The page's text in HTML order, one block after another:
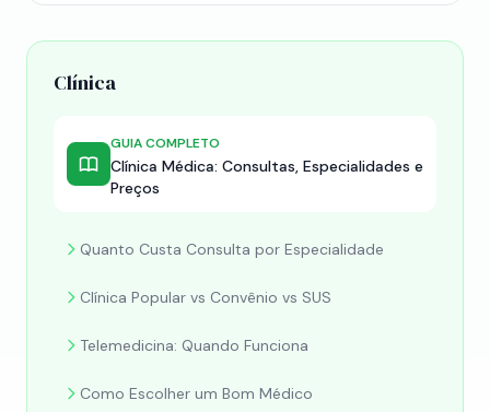
Clínica
GUIA COMPLETO
Clínica Médica: Consultas, Especialidades e
Preços
Quanto Custa Consulta por Especialidade
Clínica Popular vs Convênio vs SUS
Telemedicina: Quando Funciona
Como Escolher um Bom Médico